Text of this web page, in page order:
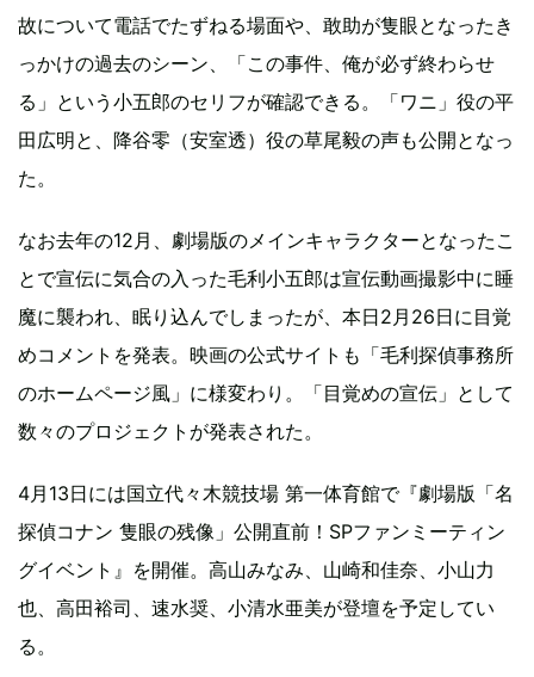
故について電話でたずねる場面や、敢助が隻眼となったき
っかけの過去のシーン、「この事件、俺が必ず終わらせ
る」という小五郎のセリフが確認できる。「ワニ」役の平
田広明と、降谷零（安室透）役の草尾毅の声も公開となっ
た。
なお去年の12月、劇場版のメインキャラクターとなったこ
とで宣伝に気合の入った毛利小五郎は宣伝動画撮影中に睡
魔に襲われ、眠り込んでしまったが、本日2月26日に目覚
めコメントを発表。映画の公式サイトも「毛利探偵事務所
のホームページ風」に様変わり。「目覚めの宣伝」として
数々のプロジェクトが発表された。
4月13日には国立代々木競技場 第一体育館で『劇場版「名
探偵コナン 隻眼の残像」公開直前！SPファンミーティン
グイベント』を開催。高山みなみ、山崎和佳奈、小山力
也、高田裕司、速水奨、小清水亜美が登壇を予定してい
る。